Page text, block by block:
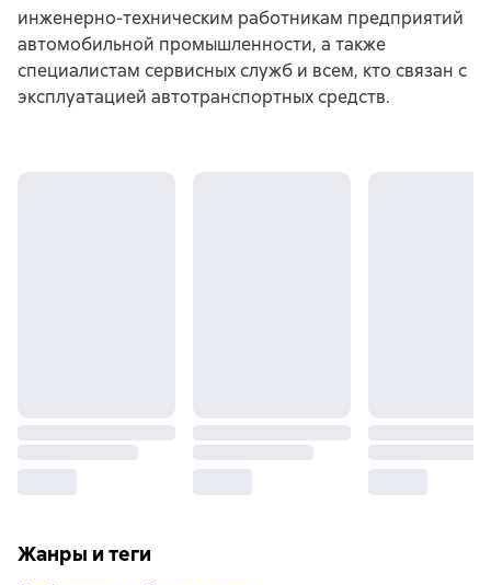
инженерно-техническим работникам предприятий
автомобильной промышленности, а также
специалистам сервисных служб и всем, кто связан с
эксплуатацией автотранспортных средств.
Жанры и теги